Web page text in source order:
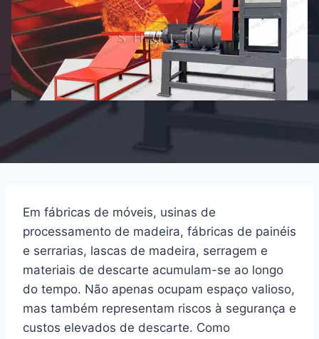
Em fábricas de móveis, usinas de
processamento de madeira, fábricas de painéis
e serrarias, lascas de madeira, serragem e
materiais de descarte acumulam-se ao longo
do tempo. Não apenas ocupam espaço valioso,
mas também representam riscos à segurança e
custos elevados de descarte. Como